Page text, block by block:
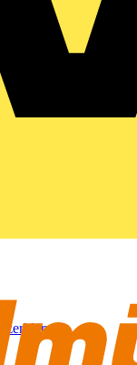
stets aktuelle